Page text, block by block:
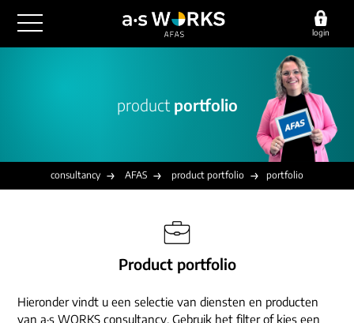
login
financiële administratie
juridische zaken
detachering
finance
implementatie
functioneel beheer
overige diensten
werving & selectie
outsourcing
detachering
werken bij
contact
product portfolio
consultancy AFAS product portfolio portfolio
Product portfolio
Hieronder vindt u een selectie van diensten en producten
van a·s WORKS consultancy. Gebruik het filter of kies een